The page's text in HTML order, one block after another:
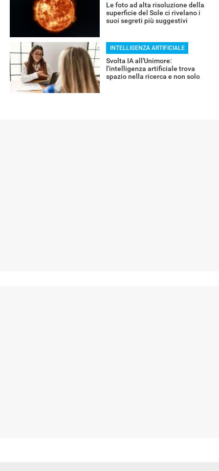
Le foto ad alta risoluzione della
superficie del Sole ci rivelano i
suoi segreti più suggestivi
INTELLIGENZA ARTIFICIALE
Svolta IA all'Unimore:
l'intelligenza artificiale trova
spazio nella ricerca e non solo